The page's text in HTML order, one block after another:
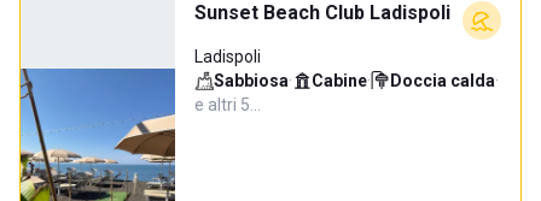
Sunset Beach Club Ladispoli
Ladispoli
Sabbiosa· Cabine· Doccia calda·
e altri 5…